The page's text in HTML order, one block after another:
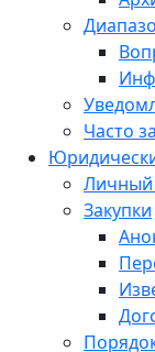
Часто
Личный
Закупки